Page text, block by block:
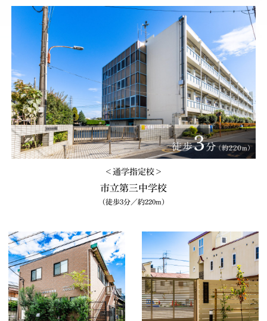
＜通学指定校＞
市立第三中学校
（徒歩3分／約220m）